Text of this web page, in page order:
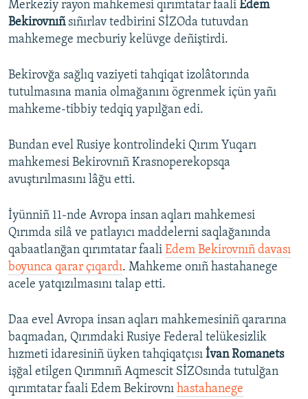
Merkeziy rayon mahkemesi qırımtatar faali Edem
Bekirovnıñsıñırlav tedbirini SİZOda tutuvdan
mahkemege mecburiy kelüvge deñiştirdi.
Bekirovğa sağlıq vaziyeti tahqiqat izolâtorında
tutulmasına mania olmağanını ögrenmek içün yañı
mahkeme-tibbiy tedqiq yapılğan edi.
Bundan evel Rusiye kontrolindeki Qırım Yuqarı
mahkemesi Bekirovnıñ Krasnoperekopsqa
avuştırılmasını lâğu etti.
İyünniñ 11-nde Avropa insan aqları mahkemesi
Qırımda silâ ve patlayıcı maddelerni saqlağanında
qabaatlanğan qırımtatar faali Edem Bekirovnıñ davası
boyunca qarar çıqardı. Mahkeme onıñ hastahanege
acele yatqızılmasını talap etti.
Daa evel Avropa insan aqları mahkemesiniñ qararına
baqmadan, Qırımdaki Rusiye Federal telükesizlik
hızmeti idaresiniñ üyken tahqiqatçısı İvan Romanets
işğal etilgen Qırımnıñ Aqmescit SİZOsında tutulğan
qırımtatar faali Edem Bekirovnı hastahanege